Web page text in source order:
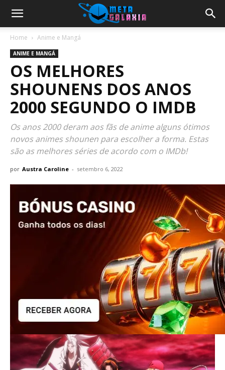
Home Anime e Mangá
ANIME E MANGÁ
OS MELHORES
SHOUNENS DOS ANOS
2000 SEGUNDO O IMDB
Os anos 2000 deram aos fãs de anime alguns ótimos
novos animes shounen para escolher a forma. Estas
são as melhores séries de acordo com o IMDb!
por Austra Caroline - setembro 6, 2022